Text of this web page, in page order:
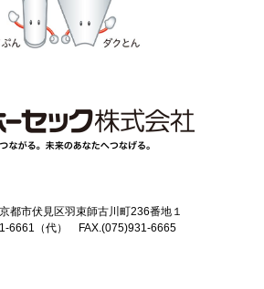
都市伏見区羽束師古川町236番地１
6661（代） FAX.(075)931-6665